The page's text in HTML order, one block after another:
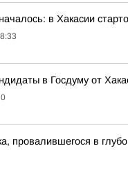
в Хакасии
в Госдуму от
провалившегося в